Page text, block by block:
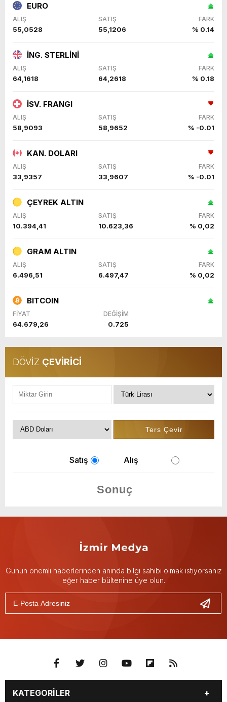
EURO
ALIŞ SATIŞ FARK
55,0528 55,1206 % 0.14
İNG. STERLİNİ
ALIŞ SATIŞ FARK
64,1618 64,2618 % 0.18
İSV. FRANGI
ALIŞ SATIŞ FARK
58,9093 58,9652 % -0.01
KAN. DOLARI
ALIŞ SATIŞ FARK
33,9357 33,9607 % -0.01
ÇEYREK ALTIN
ALIŞ SATIŞ FARK
10.394,41 10.623,36 % 0,02
GRAM ALTIN
ALIŞ SATIŞ FARK
6.496,51 6.497,47 % 0,02
BITCOIN
FİYAT DEĞİŞİM
64.679,26 0.725
DÖVİZ ÇEVİRİCİ
Satış Alış
Günün önemli haberlerinden anında bilgi sahibi olmak istiyorsanız
eğer haber bültenine üye olun.
KATEGORİLER